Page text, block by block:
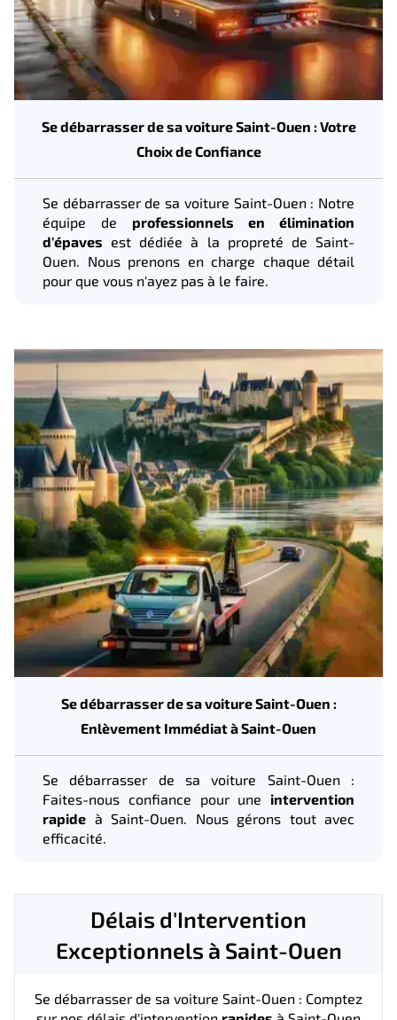
Se débarrasser de sa voiture Saint-Ouen : Votre
Choix de Confiance
Se débarrasser de sa voiture Saint-Ouen : Notre
équipe de professionnels en élimination
d'épaves est dédiée à la propreté de Saint-
Ouen. Nous prenons en charge chaque détail
pour que vous n'ayez pas à le faire.
Se débarrasser de sa voiture Saint-Ouen :
Enlèvement Immédiat à Saint-Ouen
Se débarrasser de sa voiture Saint-Ouen :
Faites-nous confiance pour une intervention
rapide à Saint-Ouen. Nous gérons tout avec
efficacité.
Délais d'Intervention
Exceptionnels à Saint-Ouen
Se débarrasser de sa voiture Saint-Ouen : Comptez